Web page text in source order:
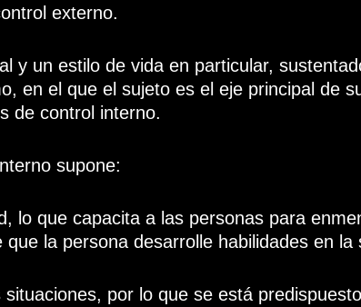
externo.
y un estilo de vida en particular,
en el que el sujeto es el eje principal de
de control interno.
supone:
lo que capacita a las personas para
la persona desarrolle habilidades en la
por lo que se está